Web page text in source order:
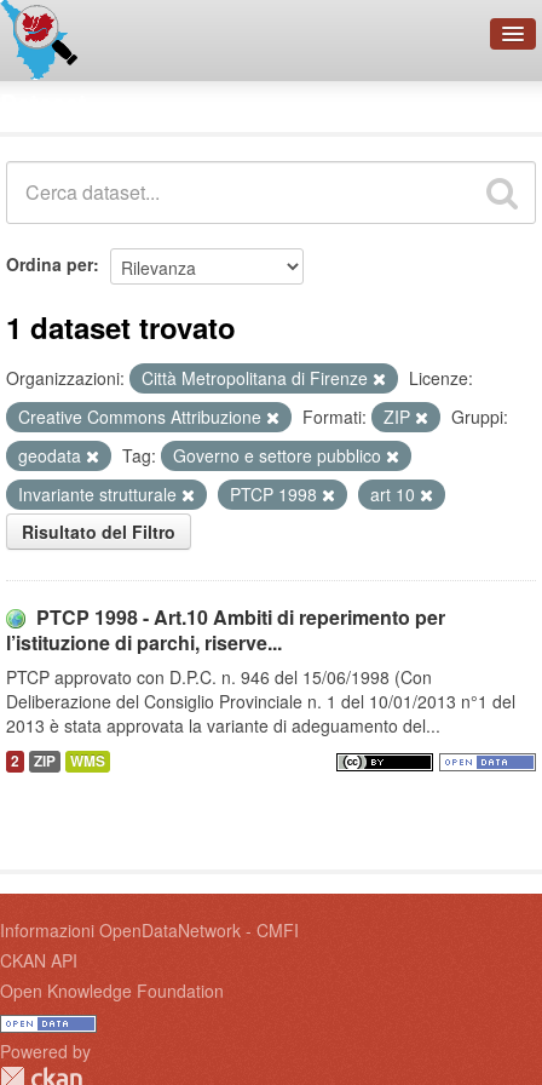
Organizzazioni
Ordina per
1 dataset trovato
Organizzazioni: Città Metropolitana di Firenze
Licenze:
Creative Commons Attribuzione
Formati: ZIP
Gruppi:
geodata
Tag:
Governo e settore pubblico
Invariante strutturale
PTCP 1998
art 10
Risultato del Filtro
PTCP 1998 - Art.10 Ambiti di reperimento per
l’istituzione di parchi, riserve...
PTCP approvato con D.P.C. n. 946 del 15/06/1998 (Con
Deliberazione del Consiglio Provinciale n. 1 del 10/01/2013 n°1 del
2013 è stata approvata la variante di adeguamento del...
2 ZIP WMS
Informazioni OpenDataNetwork - CMFI
CKAN API
Open Knowledge Foundation
Powered by